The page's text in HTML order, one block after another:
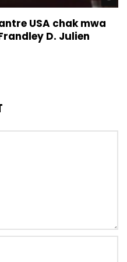
USA chak mwa
D. Julien